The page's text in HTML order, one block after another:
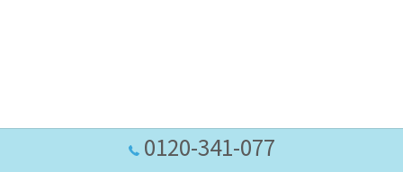
0120-341-077